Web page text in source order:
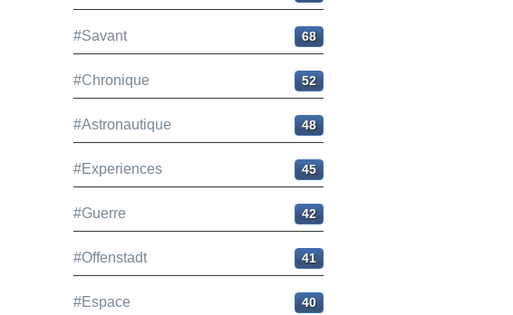
#Savant 68
#Chronique 52
#Astronautique 48
#Experiences 45
#Guerre 42
#Offenstadt 41
#Espace 40